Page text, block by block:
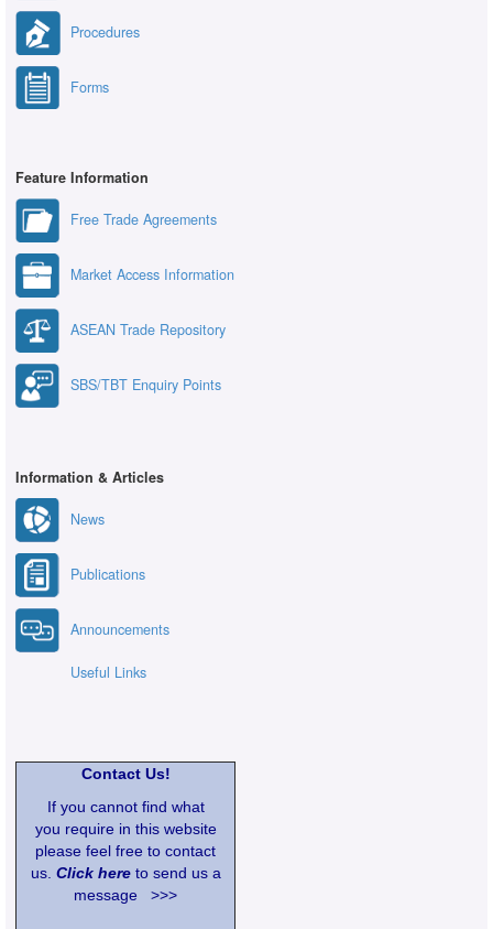
Procedures
Forms
Feature Information
Free Trade Agreements
Market Access Information
ASEAN Trade Repository
SBS/TBT Enquiry Points
Information & Articles
News
Publications
Announcements
Useful Links
Contact Us!
If you cannot find what
you require in this website
please feel free to contact
us. Click hereto send us a
message >>>